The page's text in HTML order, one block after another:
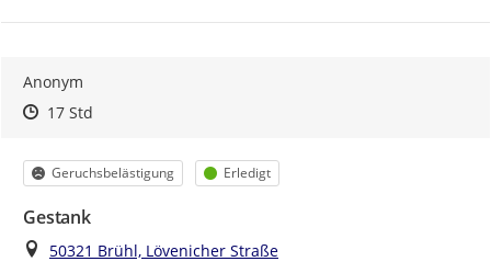
Anonym
Zeitpunkt des Erstellens
Zeitpunkt des Erstellens
17 StdZur Äußerung
Kategorie
Geruchsbelästigung Status
Erledigt
Gestank
Ort
50321 Brühl, Lövenicher Straße